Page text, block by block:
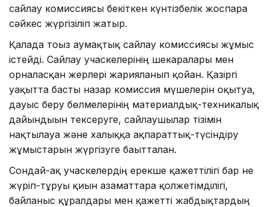
сайлау комиссиясы бекіткен күнтізбелік жоспарға
сәйкес жүргізіліп жатыр.
Қалада тоғыз аумақтық сайлау комиссиясы жұмыс
істейді. Сайлау учаскелерінің шекаралары мен
орналасқан жерлері жарияланып қойған. Қазіргі
уақытта басты назар комиссия мүшелерін оқытуға,
дауыс беру бөлмелерінің материалдық-техникалық
дайындығын тексеруге, сайлаушылар тізімін
нақтылауға және халыққа ақпараттық-түсіндіру
жұмыстарын жүргізуге бағытталған.
Сондай-ақ учаскелердің ерекше қажеттілігі бар не
жүріп-тұруы қиын азаматтарға қолжетімділігі,
байланыс құралдары мен қажетті жабдықтардың